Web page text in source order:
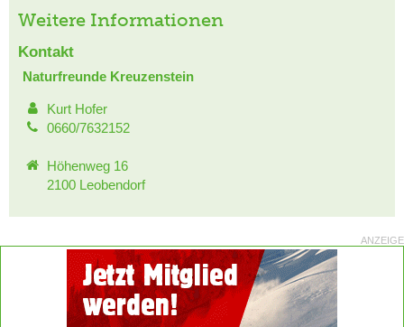
Weitere Informationen
Kontakt
Naturfreunde Kreuzenstein
Kurt Hofer
0660/7632152
Höhenweg 16
2100 Leobendorf
ANZEIGE